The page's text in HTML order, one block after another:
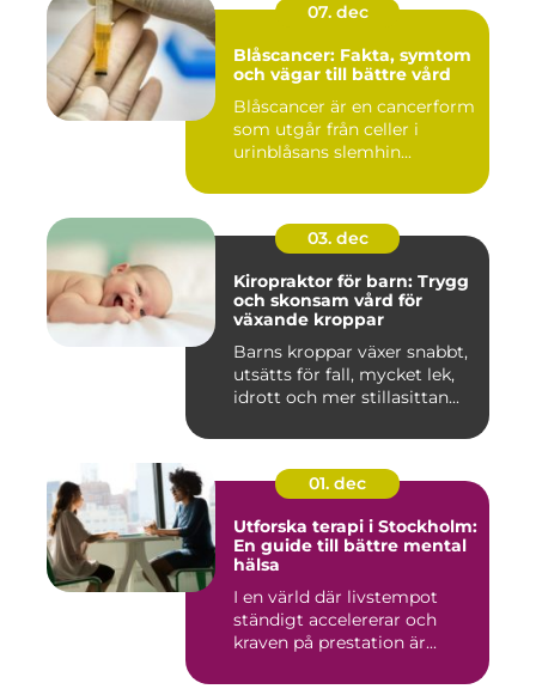
07. dec
Blåscancer: Fakta, symtom
och vägar till bättre vård
Blåscancer är en cancerform
som utgår från celler i
urinblåsans slemhin...
03. dec
Kiropraktor för barn: Trygg
och skonsam vård för
växande kroppar
Barns kroppar växer snabbt,
utsätts för fall, mycket lek,
idrott och mer stillasittan...
01. dec
Utforska terapi i Stockholm:
En guide till bättre mental
hälsa
I en värld där livstempot
ständigt accelererar och
kraven på prestation är...